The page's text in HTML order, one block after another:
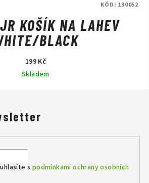
KOŠÍK NA LAHEV
BLACK
199 Kč
Skladem
KÓD: 130052
s podmínkami ochrany osobních